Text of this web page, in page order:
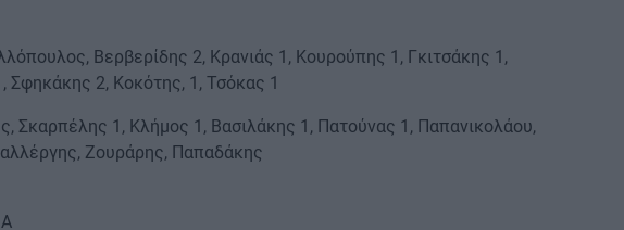
Βερβερίδης 2, Κρανιάς 1, Κουρούπης 1, Γκιτσάκης 1,
Σφηκάκης 2, Κοκότης, 1, Τσόκας 1
Σκαρπέλης 1, Κλήμος 1, Βασιλάκης 1, Πατούνας 1, Παπανικολάου,
Ζουράρης, Παπαδάκης